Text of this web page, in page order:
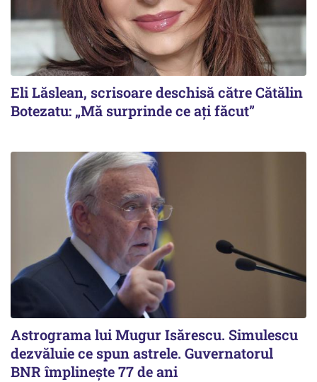
Eli Lăslean, scrisoare deschisă către Cătălin
Botezatu: „Mă surprinde ce ați făcut”
Astrograma lui Mugur Isărescu. Simulescu
dezvăluie ce spun astrele. Guvernatorul
BNR împlinește 77 de ani